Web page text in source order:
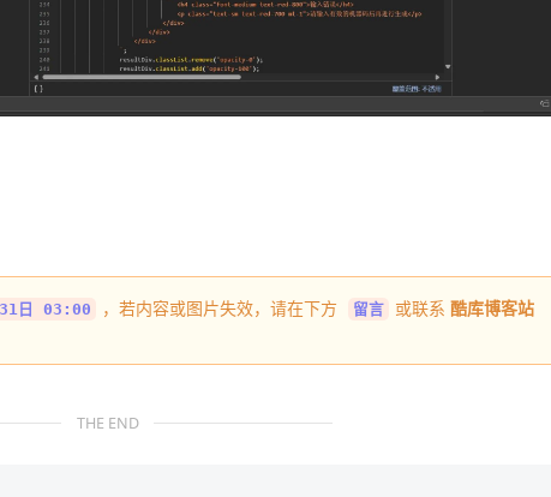
日 03:00 ，若内容或图片失效，请在下方 留言 或联系 酷库博客站
THE END